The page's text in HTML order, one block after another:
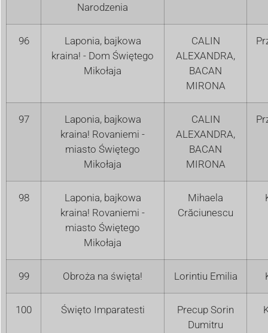
Narodzenia
96
Laponia, bajkowa
kraina! - Dom Świętego
Mikołaja
CALIN
ALEXANDRA,
BACAN
MIRONA
97
Laponia, bajkowa
kraina! Rovaniemi -
miasto Świętego
Mikołaja
CALIN
ALEXANDRA,
BACAN
MIRONA
98
Laponia, bajkowa
kraina! Rovaniemi -
miasto Świętego
Mikołaja
Mihaela
Crăciunescu
99 Obroża na święta! Lorintiu Emilia
100 Święto Imparatesti
Precup Sorin
Dumitru